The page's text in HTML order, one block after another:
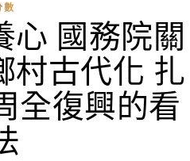
數
心 國務院關
村古代化 扎
全復興的看